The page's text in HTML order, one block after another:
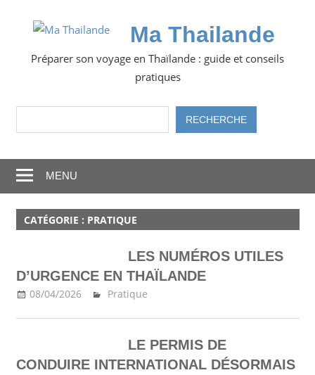
Ma Thailande
Préparer son voyage en Thaïlande : guide et conseils
pratiques
RechercherRECHERCHE
MENU
CATÉGORIE : PRATIQUE
LES NUMÉROS UTILES
D’URGENCE EN THAÏLANDE
08/04/2026 Ma Thailande
Pratique
LE PERMIS DE
CONDUIRE INTERNATIONAL DÉSORMAIS